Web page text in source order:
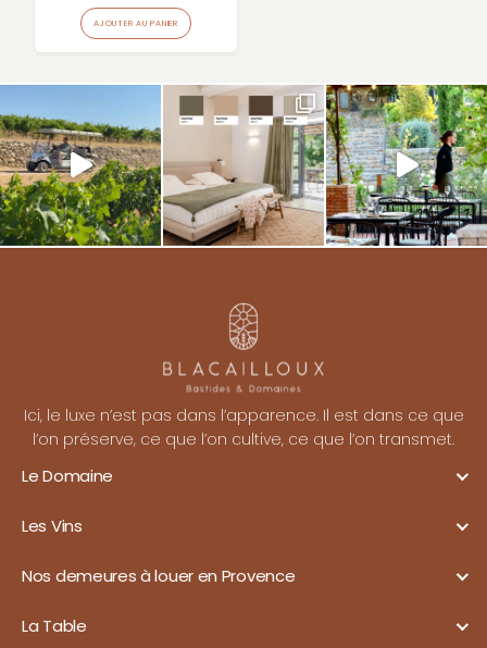
AJOUTER AU PANIER
Ici, le luxe n’est pas dans l’apparence. Il est dans ce que
l’on préserve, ce que l’on cultive, ce que l’on transmet.
Le Domaine
Les Vins
Nos demeures à louer en Provence
La Table